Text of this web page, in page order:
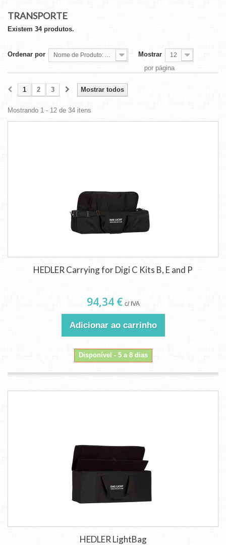
TRANSPORTE
Existem 34 produtos.
Ordenar por Nome de Produto: A a Z Mostrar 12
por página
Mostrar todos
1 2 3
Mostrando 1 - 12 de 34 itens
HEDLER Carrying for Digi C Kits B, E and P
94,34 € c/ IVA
Adicionar ao carrinho
Disponível - 5 a 8 dias
HEDLER LightBag